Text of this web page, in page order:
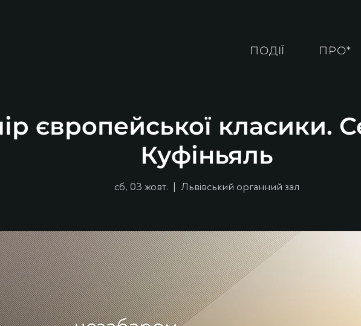
ПОДІЇ ПРО*
європейської класики.
Куфіньяль
сб, 03 жовт.
  |
Львівський органний зал